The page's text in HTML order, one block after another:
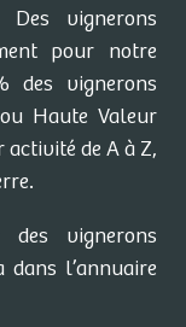
vignerons
pour notre
des vignerons
Haute Valeur
de A à Z,
vignerons
dans l’annuaire